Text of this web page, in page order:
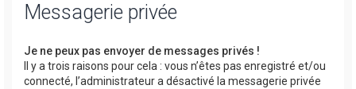
Messagerie privée
Je ne peux pas envoyer de messages privés !
Il y a trois raisons pour cela : vous n’êtes pas enregistré et/ou
connecté, l’administrateur a désactivé la messagerie privée